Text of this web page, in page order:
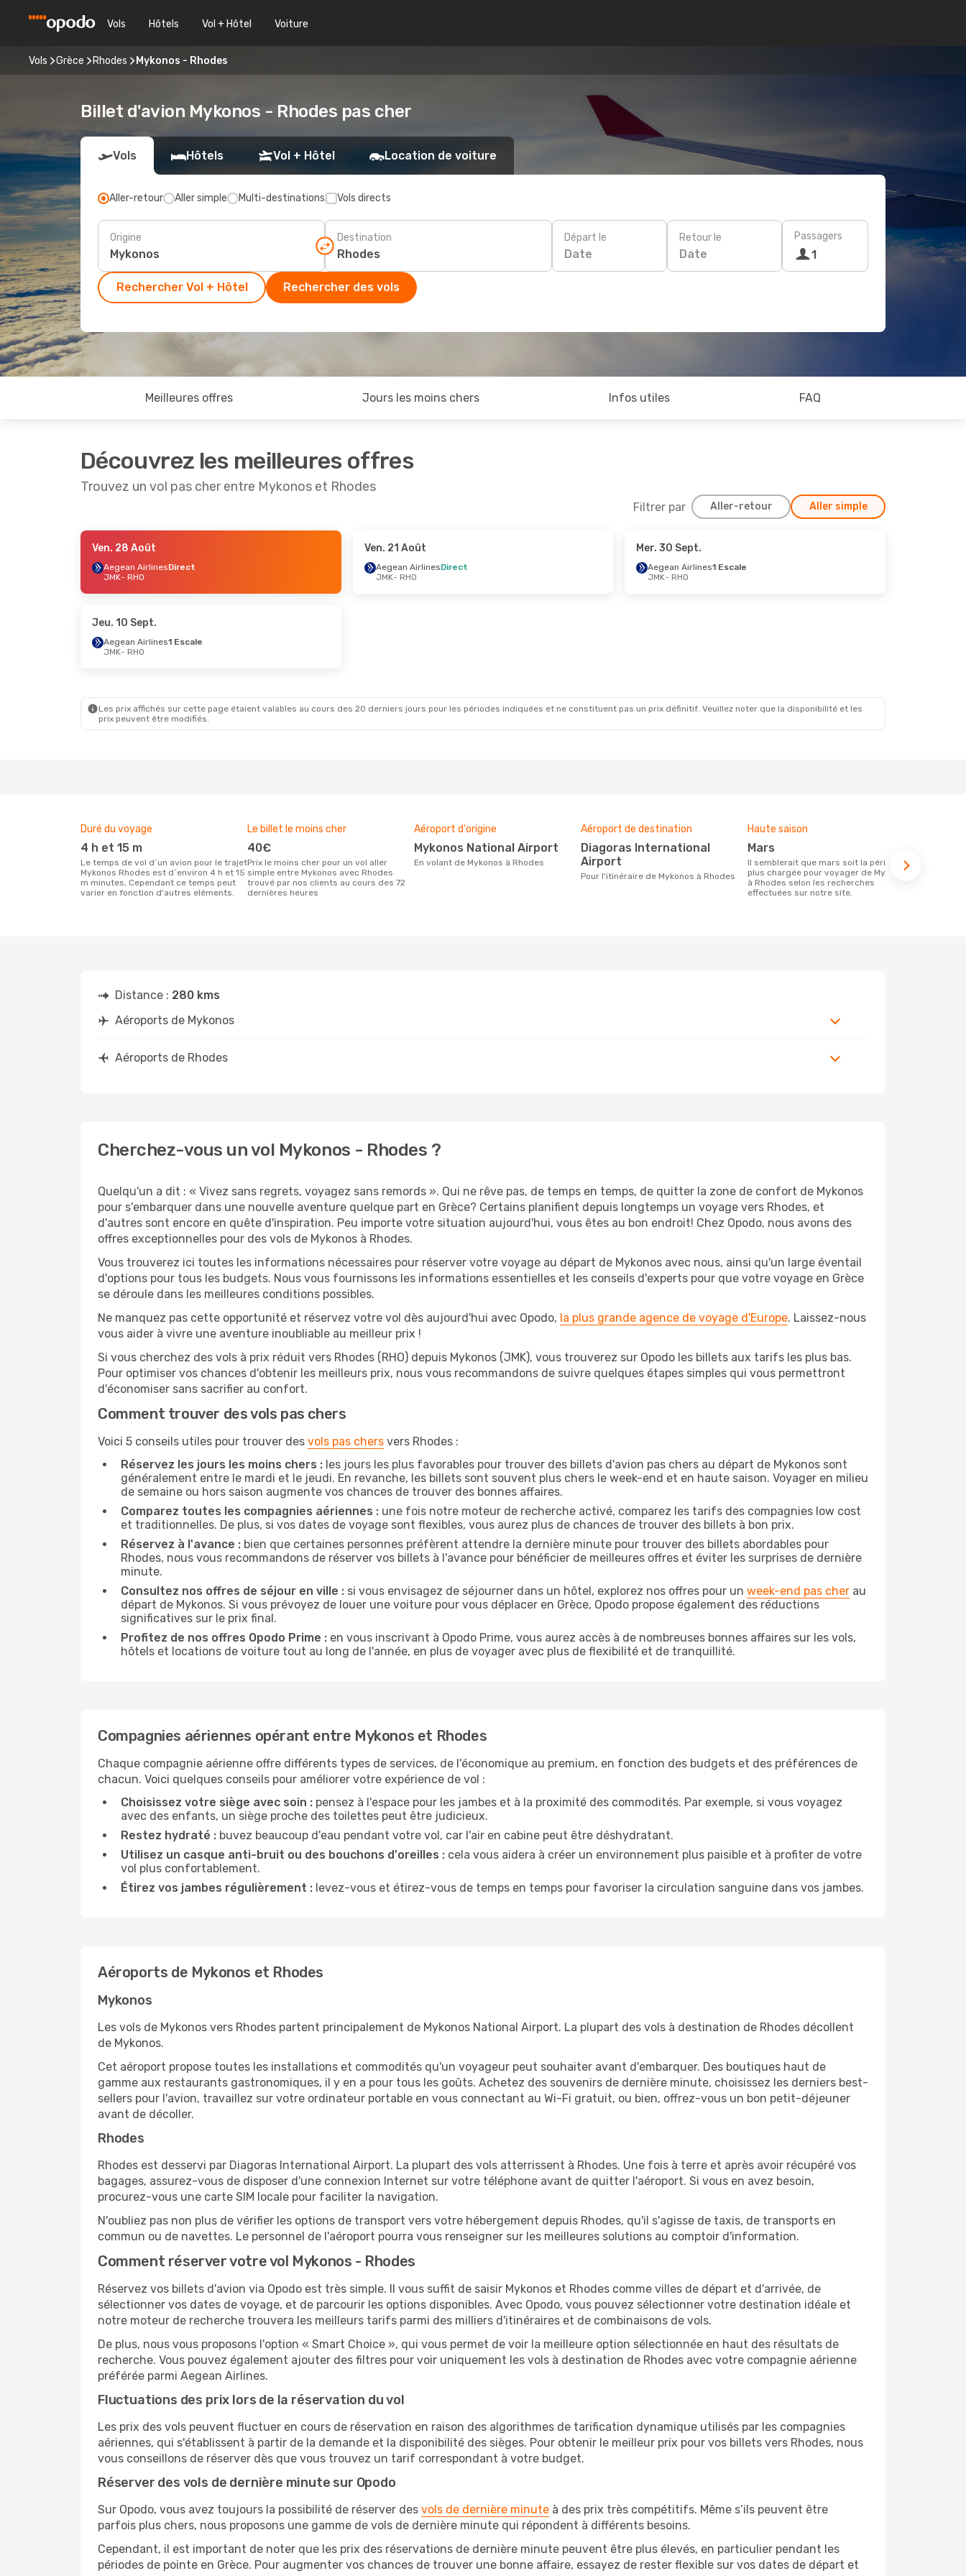
Vols Hôtels Vol + Hôtel Voiture
Vols Grèce Rhodes Mykonos - Rhodes
Billet d'avion Mykonos - Rhodes pas cher
Vols Hôtels Vol + Hôtel Location de voiture
Aller-retour Aller simple Multi-destinations Vols directs
Origine Destination Départ le
Date
Retour le
Date
Passagers
1
Rechercher Vol + Hôtel Rechercher des vols
Meilleures offres Jours les moins chers Infos utiles FAQ
Découvrez les meilleures offres
Trouvez un vol pas cher entre Mykonos et Rhodes
Filtrer par Aller-retour Aller simple
- Lun. 24 Août
Direct
Ven. 28 Août
Aegean AirlinesDirect
JMK- RHO
Ven. 21 Août
Aegean AirlinesDirect
JMK- RHO
Mer. 30 Sept.
Aegean Airlines1 Escale
JMK- RHO
Jeu. 10 Sept.
Aegean Airlines1 Escale
JMK- RHO
Les prix affichés sur cette page étaient valables au cours des 20 derniers jours pour les périodes indiquées et ne constituent pas un prix définitif. Veuillez noter que la disponibilité et les
prix peuvent être modifiés.
Duré du voyage
4 h et 15 m
Le temps de vol d´un avion pour le trajet
Mykonos Rhodes est d´environ 4 h et 15
m minutes, Cependant ce temps peut
varier en fonction d'autres eléments.
Le billet le moins cher
40€
Prix le moins cher pour un vol aller
simple entre Mykonos avec Rhodes
trouvé par nos clients au cours des 72
dernières heures
Aéroport d'origine
Mykonos National Airport
En volant de Mykonos à Rhodes
Aéroport de destination
Diagoras International
Airport
Pour l'itinéraire de Mykonos à Rhodes
Haute saison
mars
Il semblerait que mars soit la période la
plus chargée pour voyager de Mykonos
à Rhodes selon les recherches
effectuées sur notre site.
Distance : 280 kms
Aéroports de Mykonos
Aéroports de Rhodes
Cherchez-vous un vol Mykonos - Rhodes ?
Quelqu'un a dit : « Vivez sans regrets, voyagez sans remords ». Qui ne rêve pas, de temps en temps, de quitter la zone de confort de Mykonos
pour s'embarquer dans une nouvelle aventure quelque part en Grèce? Certains planifient depuis longtemps un voyage vers Rhodes, et
d'autres sont encore en quête d'inspiration. Peu importe votre situation aujourd'hui, vous êtes au bon endroit! Chez Opodo, nous avons des
offres exceptionnelles pour des vols de Mykonos à Rhodes.
Vous trouverez ici toutes les informations nécessaires pour réserver votre voyage au départ de Mykonos avec nous, ainsi qu'un large éventail
d'options pour tous les budgets. Nous vous fournissons les informations essentielles et les conseils d'experts pour que votre voyage en Grèce
se déroule dans les meilleures conditions possibles.
Ne manquez pas cette opportunité et réservez votre vol dès aujourd'hui avec Opodo, la plus grande agence de voyage d'Europe. Laissez-nous
vous aider à vivre une aventure inoubliable au meilleur prix !
Si vous cherchez des vols à prix réduit vers Rhodes (RHO) depuis Mykonos (JMK), vous trouverez sur Opodo les billets aux tarifs les plus bas.
Pour optimiser vos chances d'obtenir les meilleurs prix, nous vous recommandons de suivre quelques étapes simples qui vous permettront
d'économiser sans sacrifier au confort.
Comment trouver des vols pas chers
Voici 5 conseils utiles pour trouver des vols pas chers vers Rhodes :
Réservez les jours les moins chers : les jours les plus favorables pour trouver des billets d'avion pas chers au départ de Mykonos sont
généralement entre le mardi et le jeudi. En revanche, les billets sont souvent plus chers le week-end et en haute saison. Voyager en milieu
de semaine ou hors saison augmente vos chances de trouver des bonnes affaires.
Comparez toutes les compagnies aériennes : une fois notre moteur de recherche activé, comparez les tarifs des compagnies low cost
et traditionnelles. De plus, si vos dates de voyage sont flexibles, vous aurez plus de chances de trouver des billets à bon prix.
Réservez à l'avance : bien que certaines personnes préfèrent attendre la dernière minute pour trouver des billets abordables pour
Rhodes, nous vous recommandons de réserver vos billets à l'avance pour bénéficier de meilleures offres et éviter les surprises de dernière
minute.
Consultez nos offres de séjour en ville : si vous envisagez de séjourner dans un hôtel, explorez nos offres pour un week-end pas cher au
départ de Mykonos. Si vous prévoyez de louer une voiture pour vous déplacer en Grèce, Opodo propose également des réductions
significatives sur le prix final.
Profitez de nos offres Opodo Prime : en vous inscrivant à Opodo Prime, vous aurez accès à de nombreuses bonnes affaires sur les vols,
hôtels et locations de voiture tout au long de l'année, en plus de voyager avec plus de flexibilité et de tranquillité.
Compagnies aériennes opérant entre Mykonos et Rhodes
Chaque compagnie aérienne offre différents types de services, de l'économique au premium, en fonction des budgets et des préférences de
chacun. Voici quelques conseils pour améliorer votre expérience de vol :
Choisissez votre siège avec soin : pensez à l'espace pour les jambes et à la proximité des commodités. Par exemple, si vous voyagez
avec des enfants, un siège proche des toilettes peut être judicieux.
Restez hydraté : buvez beaucoup d'eau pendant votre vol, car l'air en cabine peut être déshydratant.
Utilisez un casque anti-bruit ou des bouchons d'oreilles : cela vous aidera à créer un environnement plus paisible et à profiter de votre
vol plus confortablement.
Étirez vos jambes régulièrement : levez-vous et étirez-vous de temps en temps pour favoriser la circulation sanguine dans vos jambes.
Aéroports de Mykonos et Rhodes
Mykonos
Les vols de Mykonos vers Rhodes partent principalement de Mykonos National Airport. La plupart des vols à destination de Rhodes décollent
de Mykonos.
Cet aéroport propose toutes les installations et commodités qu'un voyageur peut souhaiter avant d'embarquer. Des boutiques haut de
gamme aux restaurants gastronomiques, il y en a pour tous les goûts. Achetez des souvenirs de dernière minute, choisissez les derniers best-
sellers pour l'avion, travaillez sur votre ordinateur portable en vous connectant au Wi-Fi gratuit, ou bien, offrez-vous un bon petit-déjeuner
avant de décoller.
Rhodes
Rhodes est desservi par Diagoras International Airport. La plupart des vols atterrissent à Rhodes. Une fois à terre et après avoir récupéré vos
bagages, assurez-vous de disposer d'une connexion Internet sur votre téléphone avant de quitter l'aéroport. Si vous en avez besoin,
procurez-vous une carte SIM locale pour faciliter la navigation.
N'oubliez pas non plus de vérifier les options de transport vers votre hébergement depuis Rhodes, qu'il s'agisse de taxis, de transports en
commun ou de navettes. Le personnel de l'aéroport pourra vous renseigner sur les meilleures solutions au comptoir d'information.
Comment réserver votre vol Mykonos - Rhodes
Réservez vos billets d'avion via Opodo est très simple. Il vous suffit de saisir Mykonos et Rhodes comme villes de départ et d'arrivée, de
sélectionner vos dates de voyage, et de parcourir les options disponibles. Avec Opodo, vous pouvez sélectionner votre destination idéale et
notre moteur de recherche trouvera les meilleurs tarifs parmi des milliers d'itinéraires et de combinaisons de vols.
De plus, nous vous proposons l'option « Smart Choice », qui vous permet de voir la meilleure option sélectionnée en haut des résultats de
recherche. Vous pouvez également ajouter des filtres pour voir uniquement les vols à destination de Rhodes avec votre compagnie aérienne
préférée parmi Aegean Airlines.
Fluctuations des prix lors de la réservation du vol
Les prix des vols peuvent fluctuer en cours de réservation en raison des algorithmes de tarification dynamique utilisés par les compagnies
aériennes, qui s'établissent à partir de la demande et la disponibilité des sièges. Pour obtenir le meilleur prix pour vos billets vers Rhodes, nous
vous conseillons de réserver dès que vous trouvez un tarif correspondant à votre budget.
Réserver des vols de dernière minute sur Opodo
Sur Opodo, vous avez toujours la possibilité de réserver des vols de dernière minute à des prix très compétitifs. Même s’ils peuvent être
parfois plus chers, nous proposons une gamme de vols de dernière minute qui répondent à différents besoins.
Cependant, il est important de noter que les prix des réservations de dernière minute peuvent être plus élevés, en particulier pendant les
périodes de pointe en Grèce. Pour augmenter vos chances de trouver une bonne affaire, essayez de rester flexible sur vos dates de départ et